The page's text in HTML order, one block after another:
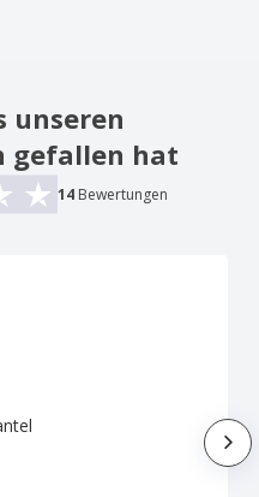
unseren
gefallen hat
14 Bewertungen